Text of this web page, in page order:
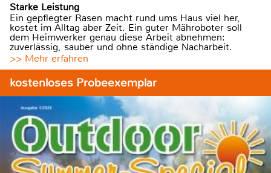
Starke Leistung
Ein gepflegter Rasen macht rund ums Haus viel her,
kostet im Alltag aber Zeit. Ein guter Mähroboter soll
dem Heimwerker genau diese Arbeit abnehmen:
zuverlässig, sauber und ohne ständige Nacharbeit.
>> Mehr erfahren
kostenloses Probeexemplar